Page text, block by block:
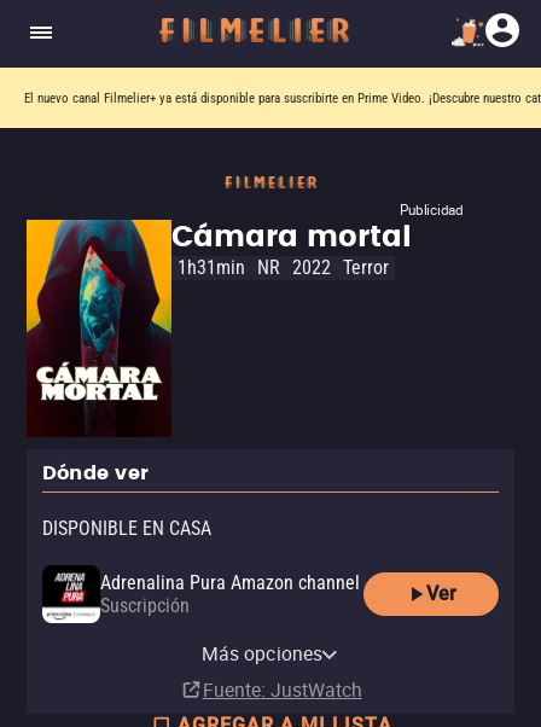
El nuevo canal Filmelier+ ya está disponible para suscribirte en Prime Video. ¡Descubre nuestro
Publicidad
Cámara mortal
1h31min NR 2022 Terror
Dónde ver
DISPONIBLE EN CASA
Adrenalina Pura Amazon channel
Suscripción
Ver
Adrenalina Pura Apple TV
Más opciones
Fuente: JustWatch